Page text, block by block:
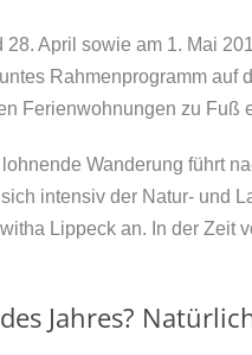
28. April sowie am 1. Mai
Rahmenprogramm auf
Ferienwohnungen zu Fuß
Wanderung führt
intensiv der Natur- und
Lippeck an. In der Zeit
Jahres?